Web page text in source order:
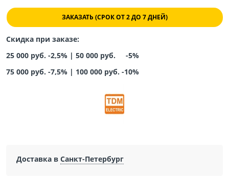
ЗАКАЗАТЬ (СРОК ОТ 2 ДО 7 ДНЕЙ)
Скидка при заказе:
25 000 руб. -2,5% | 50 000 руб. -5%
75 000 руб. -7,5% | 100 000 руб. -10%
Доставка в Санкт-Петербург